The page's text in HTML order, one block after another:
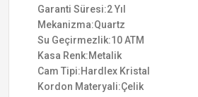
Garanti Süresi:2 Yıl
Mekanizma:Quartz
Su Geçirmezlik:10 ATM
Kasa Renk:Metalik
Cam Tipi:Hardlex Kristal
Kordon Materyali:Çelik